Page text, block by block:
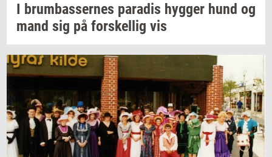
I brum­bas­ser­nes pa­ra­dis hyg­ger hund og
mand sig på for­skel­lig vis